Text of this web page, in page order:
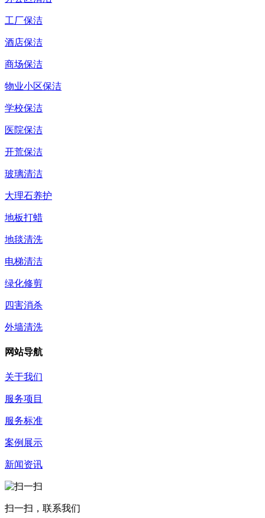
工厂保洁
酒店保洁
商场保洁
物业小区保洁
学校保洁
医院保洁
开荒保洁
玻璃清洁
大理石养护
地板打蜡
地毯清洗
电梯清洁
绿化修剪
四害消杀
外墙清洗
网站导航
关于我们
服务项目
服务标准
案例展示
新闻资讯
扫一扫，联系我们